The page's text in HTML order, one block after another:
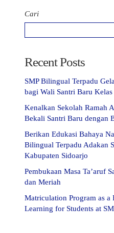
Cari
Recent Posts
SMP Bilingual Terpadu
bagi Wali Santri Baru
Kenalkan Sekolah Ramah
Bekali Santri Baru dengan
Berikan Edukasi Bahaya
Bilingual Terpadu Adakan
Kabupaten Sidoarjo
Pembukaan Masa Ta’aruf
dan Meriah
Matriculation Program as
Learning for Students at